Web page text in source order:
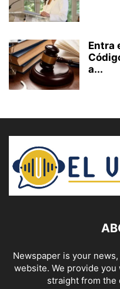
Entra
a...
Newspaper is your
website. We provide
straight from the